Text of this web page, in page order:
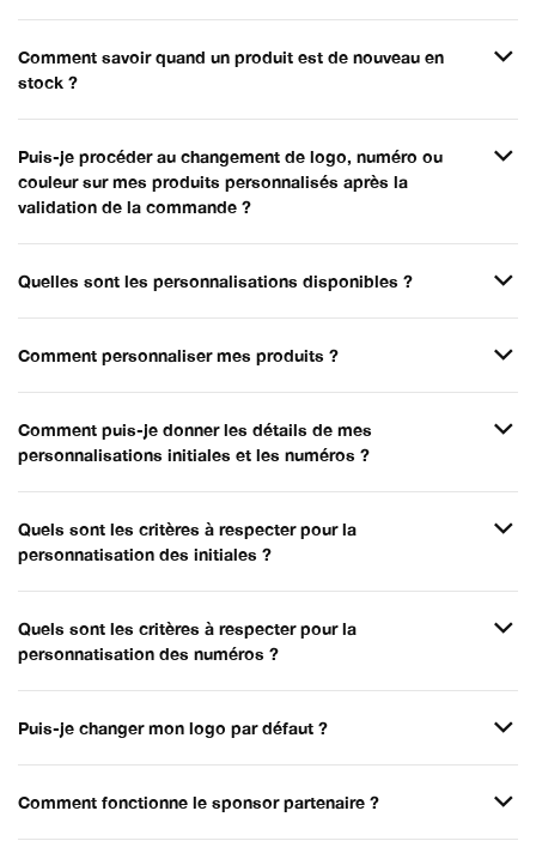
Comment savoir quand un produit est de nouveau en
stock ?
Puis-je procéder au changement de logo, numéro ou
couleur sur mes produits personnalisés après la
validation de la commande ?
Quelles sont les personnalisations disponibles ?
Comment personnaliser mes produits ?
Comment puis-je donner les détails de mes
personnalisations initiales et les numéros ?
Quels sont les critères à respecter pour la
personnatisation des initiales ?
Quels sont les critères à respecter pour la
personnatisation des numéros ?
Puis-je changer mon logo par défaut ?
Comment fonctionne le sponsor partenaire ?